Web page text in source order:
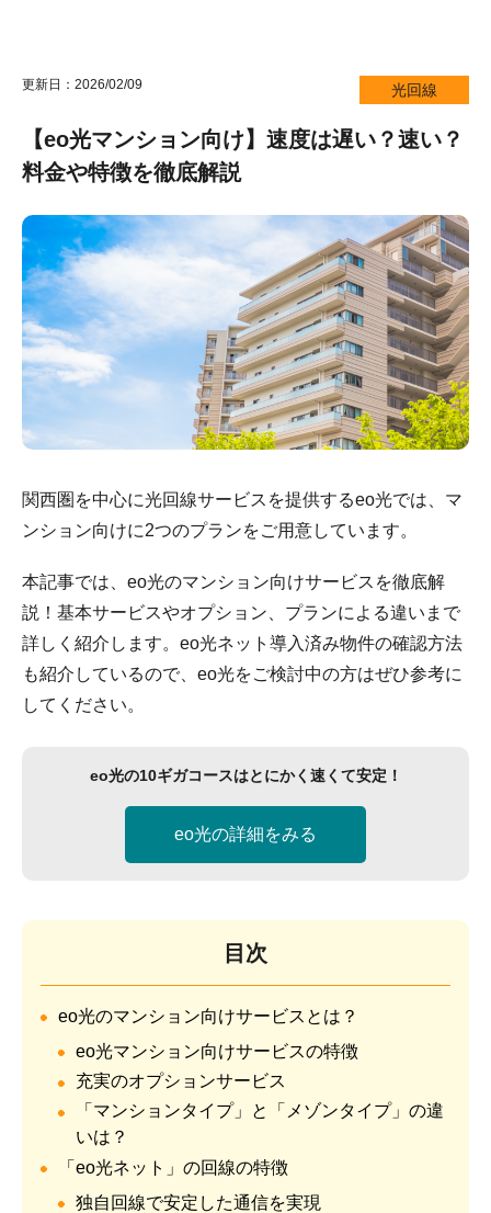
更新日：2026/02/09 光回線
【eo光マンション向け】速度は遅い？速い？
料金や特徴を徹底解説
関西圏を中心に光回線サービスを提供するeo光では、マ
ンション向けに2つのプランをご用意しています。
本記事では、eo光のマンション向けサービスを徹底解
説！基本サービスやオプション、プランによる違いまで
詳しく紹介します。eo光ネット導入済み物件の確認方法
も紹介しているので、eo光をご検討中の方はぜひ参考に
してください。
eo光の10ギガコースはとにかく速くて安定！
eo光の詳細をみる
目次
eo光のマンション向けサービスとは？
eo光マンション向けサービスの特徴
充実のオプションサービス
「マンションタイプ」と「メゾンタイプ」の違
いは？
「eo光ネット」の回線の特徴
独自回線で安定した通信を実現